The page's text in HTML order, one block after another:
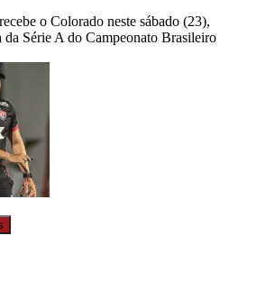
o Colorado neste sábado (23),
da Série A do Campeonato Brasileiro